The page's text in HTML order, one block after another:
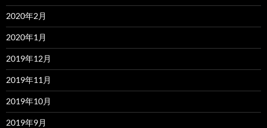
2020年2月
2020年1月
2019年12月
2019年11月
2019年10月
2019年9月